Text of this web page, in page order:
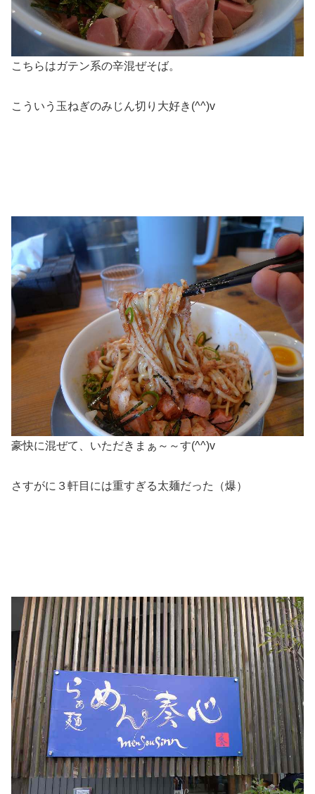
こちらはガテン系の辛混ぜそば。
こういう玉ねぎのみじん切り大好き(^^)v
豪快に混ぜて、いただきまぁ～～す(^^)v
さすがに３軒目には重すぎる太麺だった（爆）